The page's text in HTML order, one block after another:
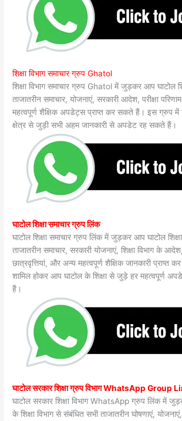
शिक्षा विभाग समाचार ग्रुप Ghatol
शिक्षा विभाग समाचार ग्रुप Ghatol में जुड़कर आप घाटोल
ताजातरीन समाचार, योजनाएं, सरकारी आदेश, परीक्षा
महत्वपूर्ण शैक्षिक अपडेट्स प्राप्त कर सकते हैं। इस ग्रुप में
क्षेत्र से जुड़ी सभी अहम जानकारी से अपडेट रह सकते हैं।
घाटोल शिक्षा समाचार ग्रुप लिंक
घाटोल शिक्षा समाचार ग्रुप लिंक में जुड़कर आप घाटोल
ताजातरीन समाचार, सरकारी योजनाएं, शिक्षा विभाग के आदेश,
छात्रवृत्तियां, और अन्य महत्वपूर्ण शैक्षिक जानकारी
शामिल होकर आप घाटोल के शिक्षा से जुड़े हर महत्वपूर्ण
हैं।
घाटोल सरकार शिक्षा ग्रुप विभाग WhatsApp Group
घाटोल सरकार शिक्षा विभाग WhatsApp ग्रुप लिंक में
के शिक्षा विभाग से संबंधित सभी ताजातरीन घोषणाएं, योजनाएं,